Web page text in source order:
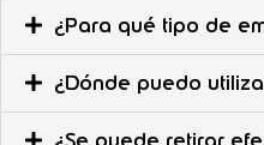
¿Para qué tipo de
¿Dónde puedo